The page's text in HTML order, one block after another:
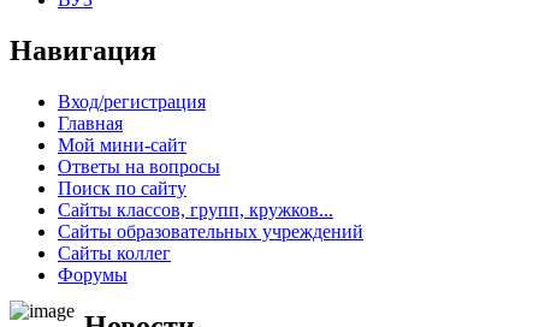
Навигация
Вход/регистрация
Главная
Мой мини-сайт
Ответы на вопросы
Поиск по сайту
Сайты классов, групп, кружков...
Сайты образовательных учреждений
Сайты коллег
Форумы